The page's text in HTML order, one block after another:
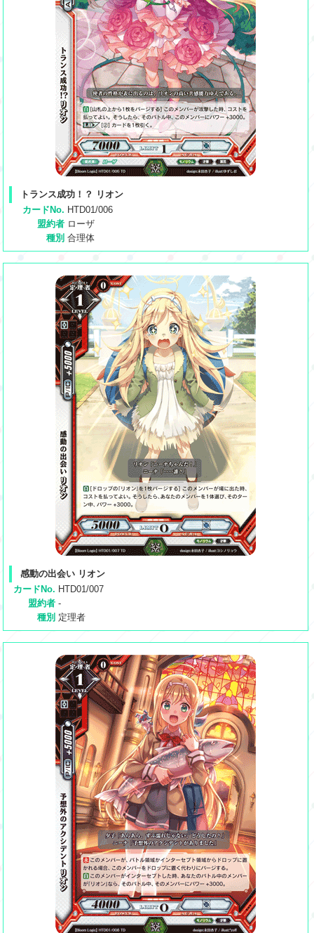
トランス成功！？ リオン
カードNo. HTD01/006
盟約者 ローザ
種別 合理体
感動の出会い リオン
カードNo. HTD01/007
盟約者 -
種別 定理者